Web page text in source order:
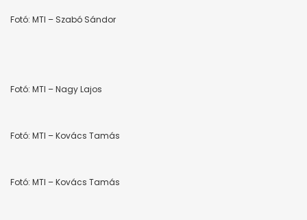
Fotó: MTI – Szabó Sándor
Fotó: MTI – Nagy Lajos
Fotó: MTI – Kovács Tamás
Fotó: MTI – Kovács Tamás